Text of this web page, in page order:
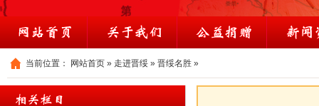
当前位置： 网站首页 » 走进晋绥 » 晋绥名胜 »